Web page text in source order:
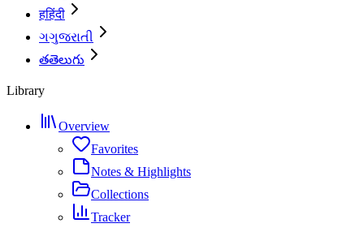
हहिंदी
ગગુજરાતી
తతెలుగు
Library
Overview
Favorites
Notes & Highlights
Collections
Tracker